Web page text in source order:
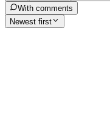
With comments
Newest first